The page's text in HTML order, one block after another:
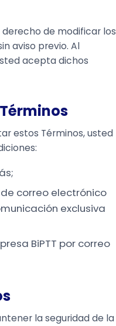
derecho de modificar los
aviso previo. Al
acepta dichos
estos Términos, usted
correo electrónico
exclusiva
BiPTT por correo
la seguridad de la